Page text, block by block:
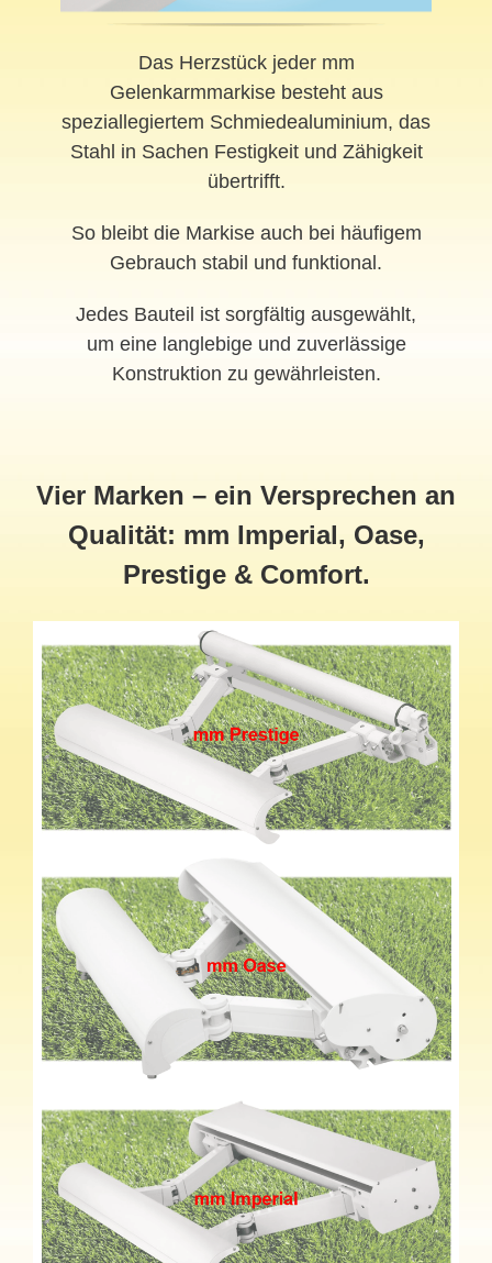
Das Herzstück jeder mm
Gelenkarmmarkise besteht aus
speziallegiertem Schmiedealuminium, das
Stahl in Sachen Festigkeit und Zähigkeit
übertrifft.
So bleibt die Markise auch bei häufigem
Gebrauch stabil und funktional.
Jedes Bauteil ist sorgfältig ausgewählt,
um eine langlebige und zuverlässige
Konstruktion zu gewährleisten.
Vier Marken – ein Versprechen an
Qualität: mm Imperial, Oase,
Prestige & Comfort.